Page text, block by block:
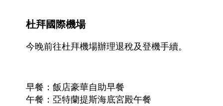
杜拜國際機場
今晚前往杜拜機場辦理退稅及登機手續。
早餐：飯店豪華自助早餐
午餐：亞特蘭提斯海底宮殿午餐